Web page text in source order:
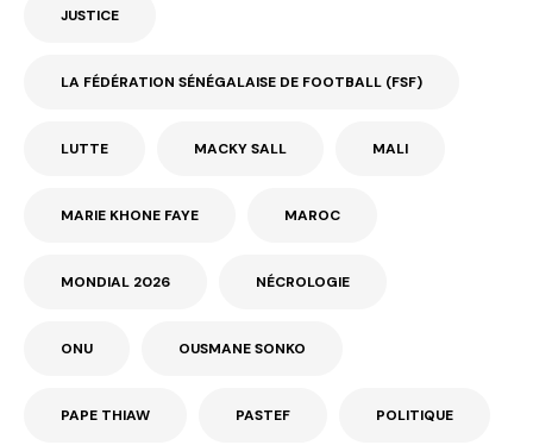
JUSTICE
LA FÉDÉRATION SÉNÉGALAISE DE FOOTBALL (FSF)
LUTTE MACKY SALL MALI
MARIE KHONE FAYE MAROC
MONDIAL 2026 NÉCROLOGIE
ONU OUSMANE SONKO
PAPE THIAW PASTEF POLITIQUE